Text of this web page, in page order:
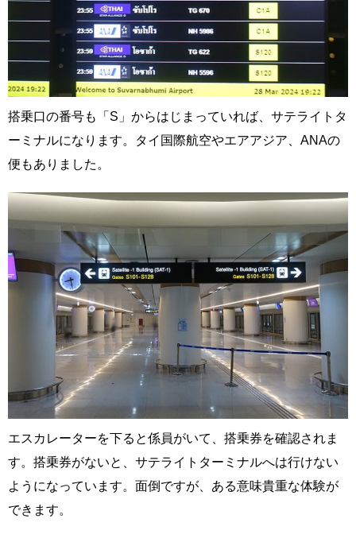
搭乗口の番号も「S」からはじまっていれば、サテライトタ
ーミナルになります。タイ国際航空やエアアジア、ANAの
便もありました。
エスカレーターを下ると係員がいて、搭乗券を確認されま
す。搭乗券がないと、サテライトターミナルへは行けない
ようになっています。面倒ですが、ある意味貴重な体験が
できます。